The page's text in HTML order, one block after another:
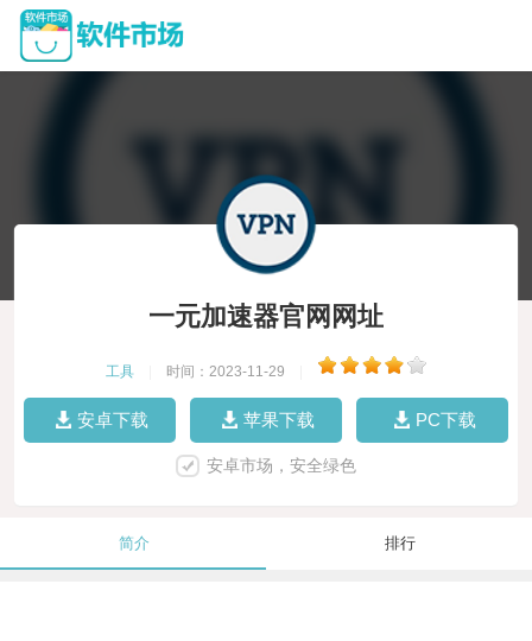
一元加速器官网网址
工具 时间：2023-11-29
安卓下载 苹果下载 PC下载
安卓市场，安全绿色
简介 排行